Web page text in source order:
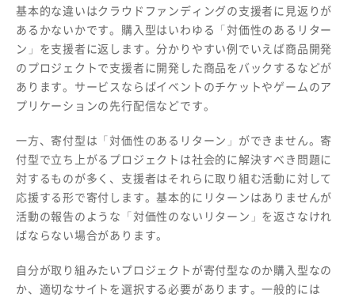
基本的な違いはクラウドファンディングの支援者に見返りが
あるかないかです。購入型はいわゆる「対価性のあるリター
ン」を支援者に返します。分かりやすい例でいえば商品開発
のプロジェクトで支援者に開発した商品をバックするなどが
あります。サービスならばイベントのチケットやゲームのア
プリケーションの先行配信などです。
一方、寄付型は「対価性のあるリターン」ができません。寄
付型で立ち上がるプロジェクトは社会的に解決すべき問題に
対するものが多く、支援者はそれらに取り組む活動に対して
応援する形で寄付します。基本的にリターンはありませんが
活動の報告のような「対価性のないリターン」を返さなけれ
ばならない場合があります。
自分が取り組みたいプロジェクトが寄付型なのか購入型なの
か、適切なサイトを選択する必要があります。一般的には